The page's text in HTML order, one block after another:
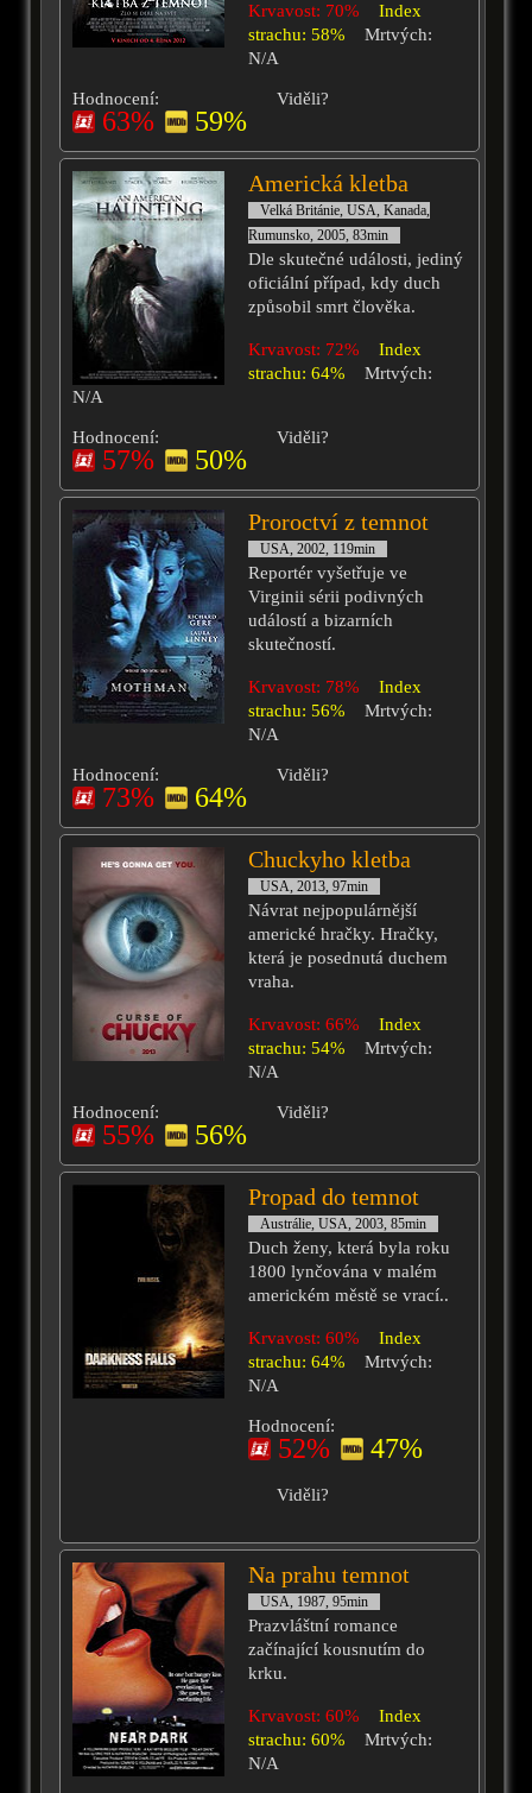
Krvavost: 70%
Index
strachu: 58%
Mrtvých:
N/A
Hodnocení:
63% 59%
Viděli?
Americká kletba
Velká Británie, USA, Kanada,
Rumunsko, 2005, 83min
Dle skutečné události, jediný
oficiální případ, kdy duch
způsobil smrt člověka.
Krvavost: 72%
Index
strachu: 64%
Mrtvých:
N/A
Hodnocení:
57% 50%
Viděli?
Proroctví z temnot
USA, 2002, 119min
Reportér vyšetřuje ve
Virginii sérii podivných
událostí a bizarních
skutečností.
Krvavost: 78%
Index
strachu: 56%
Mrtvých:
N/A
Hodnocení:
73% 64%
Viděli?
Chuckyho kletba
USA, 2013, 97min
Návrat nejpopulárnější
americké hračky. Hračky,
která je posednutá duchem
vraha.
Krvavost: 66%
Index
strachu: 54%
Mrtvých:
N/A
Hodnocení:
55% 56%
Viděli?
Propad do temnot
Austrálie, USA, 2003, 85min
Duch ženy, která byla roku
1800 lynčována v malém
americkém městě se vrací..
Krvavost: 60%
Index
strachu: 64%
Mrtvých:
N/A
Hodnocení:
52% 47%
Viděli?
Na prahu temnot
USA, 1987, 95min
Prazvláštní romance
začínající kousnutím do
krku.
Krvavost: 60%
Index
strachu: 60%
Mrtvých:
N/A